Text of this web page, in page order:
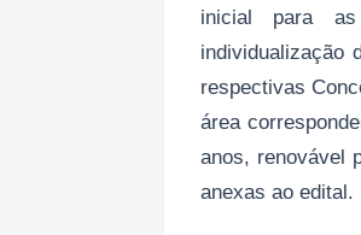
inicial para as
individualização
respectivas
área
anos, renovável
anexas ao edital.